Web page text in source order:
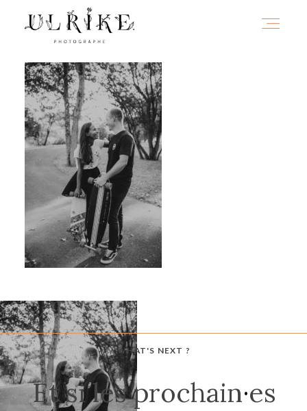
WHAT'S NEXT ?
Et si les prochain·es
HOME
A PROPOS
PORTFOLIO
INFOS
JOURNAL
CONTACT